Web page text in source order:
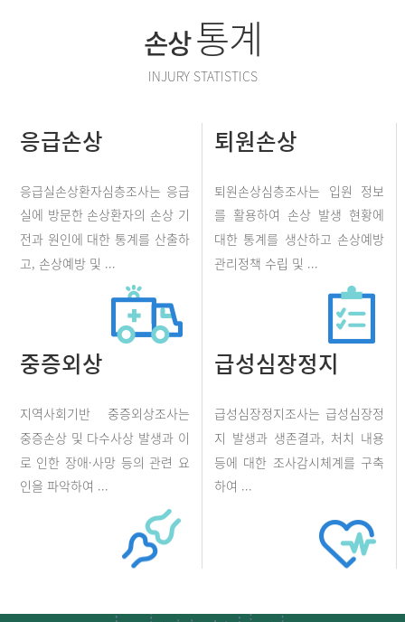
손상통계
INJURY STATISTICS
응급손상
응급실손상환자심층조사는 응급
실에 방문한 손상환자의 손상 기
전과 원인에 대한 통계를 산출하
고, 손상예방 및 ...
퇴원손상
퇴원손상심층조사는 입원 정보
를 활용하여 손상 발생 현황에
대한 통계를 생산하고 손상예방
관리정책 수립 및 ...
중증외상
지역사회기반 중증외상조사는
중증손상 및 다수사상 발생과 이
로 인한 장애·사망 등의 관련 요
인을 파악하여 ...
급성심장정지
급성심장정지조사는 급성심장정
지 발생과 생존결과, 처치 내용
등에 대한 조사감시체계를 구축
하여 ...